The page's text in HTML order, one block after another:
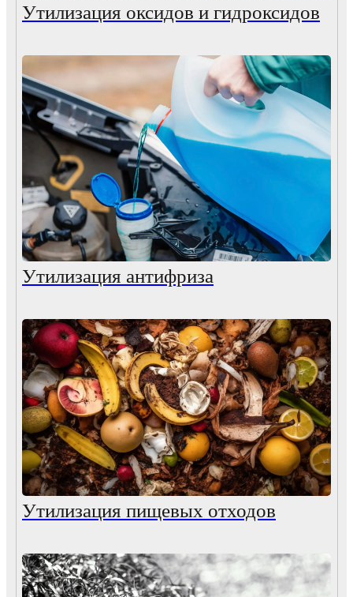
Утилизация оксидов и гидроксидов
Утилизация антифриза
Утилизация пищевых отходов